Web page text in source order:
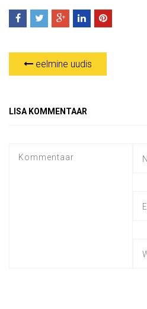
eelmine uudis
LISA KOMMENTAAR